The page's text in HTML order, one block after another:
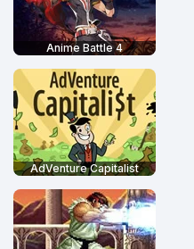
Anime Battle 4
AdVenture Capitalist